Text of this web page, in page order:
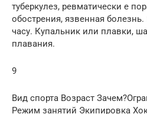
туберкулез, ревматически е
обострения, язвенная
часу. Купальник или плавки,
плавания.
9
Вид спорта Возраст
Режим занятий Экипировка